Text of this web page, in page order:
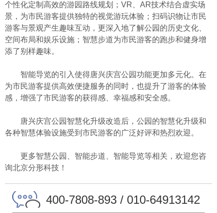
个性化定制高效的游园路线规划；VR、AR技术结合虚实场
景，为市民游客提供独特的视觉游玩体验；扫码识物让市民
游客与景观产生趣味互动，更深入地了解公园的历史文化、
空间布局和娱乐设施；智慧步道为市民游客的跑步和健身增
添了别样趣味。
智能导览的引入使得唐兴庆宫公园功能更加多元化。在
为市民游客提供高效便捷服务的同时，也提升了游客的体验
感，增强了市民游客的获得感、幸福感和安全感。
唐兴庆宫公园智慧化升级改造后，公园的智慧化升级和
各种智慧体验设施受到市民游客的广泛好评和热烈欢迎。
更多智慧公园、智能步道、智能导览等相关，欢迎您咨
询北京分形科技！
400-7808-893 / 010-64913142